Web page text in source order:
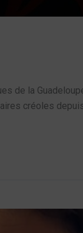
de la
créoles depuis